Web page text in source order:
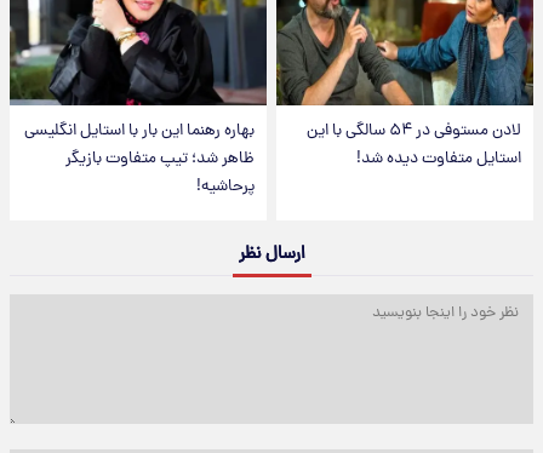
لادن مستوفی در ۵۴ سالگی با این
استایل متفاوت دیده شد!
بهاره رهنما این بار با استایل انگلیسی
ظاهر شد؛ تیپ متفاوت بازیگر
پرحاشیه!
ارسال نظر